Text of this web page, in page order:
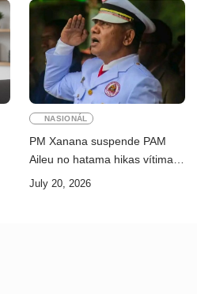
NASIONÁL
PM Xanana suspende PAM
Aileu no hatama hikas vítima
AMA ba servisu
July 20, 2026